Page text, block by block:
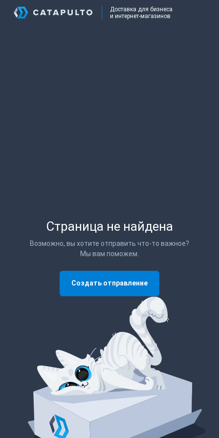
Доставка для бизнеса
и интернет-магазинов
Страница не найдена
Возможно, вы хотите отправить что-то важное?
Мы вам поможем.
Создать отправление